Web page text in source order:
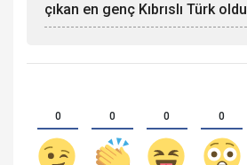
çıkan en genç Kıbrıslı Türk oldu
0 0 0 0